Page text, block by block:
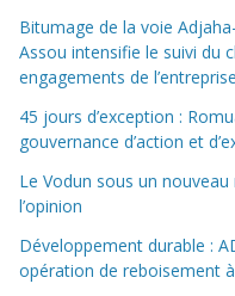
Bitumage de la voie
Assou intensifie le suivi du
engagements de l’entreprise
45 jours d’exception :
gouvernance d’action et
Le Vodun sous un
l’opinion
Développement durable :
opération de reboisement